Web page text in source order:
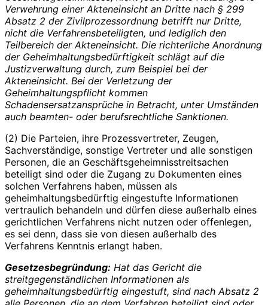
Verwehrung einer Akteneinsicht an Dritte nach § 299
Absatz 2 der Zivilprozessordnung betrifft nur Dritte,
nicht die Verfahrensbeteiligten, und lediglich den
Teilbereich der Akteneinsicht. Die richterliche Anordnung
der Geheimhaltungsbedürftigkeit schlägt auf die
Justizverwaltung durch, zum Beispiel bei der
Akteneinsicht. Bei der Verletzung der
Geheimhaltungspflicht kommen
Schadensersatzansprüche in Betracht, unter Umständen
auch beamten- oder berufsrechtliche Sanktionen.
(2) Die Parteien, ihre Prozessvertreter, Zeugen,
Sachverständige, sonstige Vertreter und alle sonstigen
Personen, die an Geschäftsgeheimnisstreitsachen
beteiligt sind oder die Zugang zu Dokumenten eines
solchen Verfahrens haben, müssen als
geheimhaltungsbedürftig eingestufte Informationen
vertraulich behandeln und dürfen diese außerhalb eines
gerichtlichen Verfahrens nicht nutzen oder offenlegen,
es sei denn, dass sie von diesen außerhalb des
Verfahrens Kenntnis erlangt haben.
Gesetzesbegründung: Hat das Gericht die
streitgegenständlichen Informationen als
geheimhaltungsbedürftig eingestuft, sind nach Absatz 2